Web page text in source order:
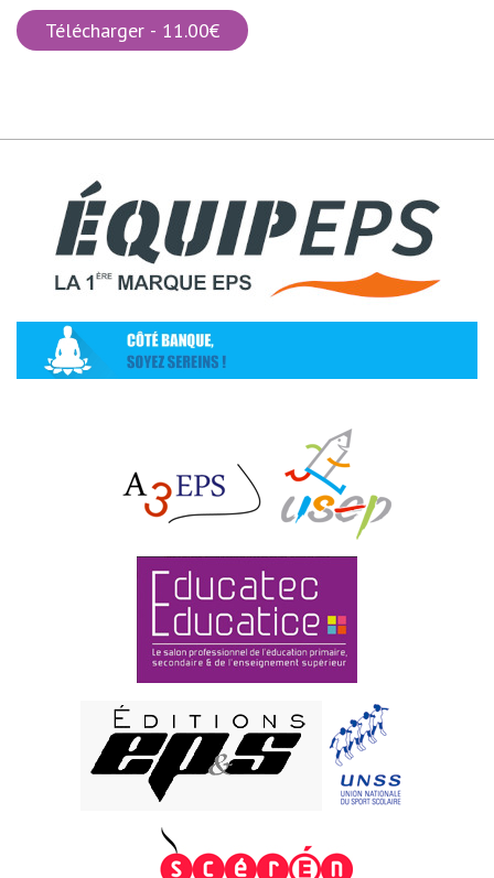
Télécharger - 11.00€